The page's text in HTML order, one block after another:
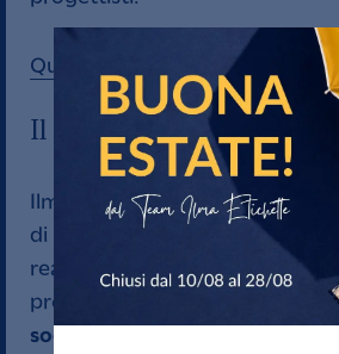
Qui il bando per partecipare al
Il birrificio Quattro
Ilma Etichette eQuattro Elementi
di partecipare al concorso con
realizzate insieme per
produzione del birrificio. “ Noi
soci –spiega Christian